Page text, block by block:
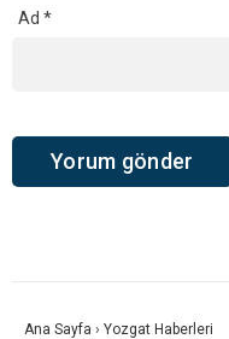
Ad *
Ana Sayfa › Yozgat Haberleri